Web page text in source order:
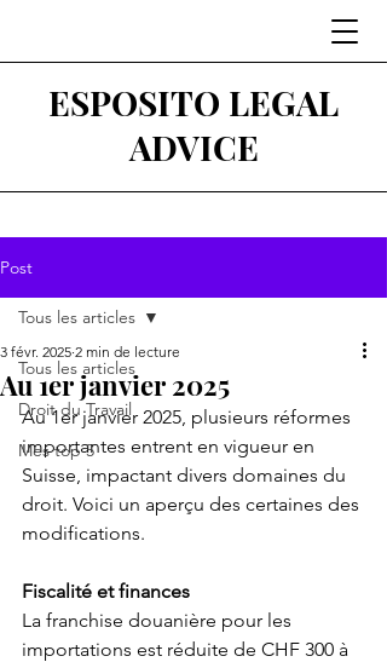
ESPOSITO LEGAL
ADVICE
Post
Tous les articles
Droit du Travail
Mes top 5
Tous les articles
Au 1er janvier 2025
3 févr. 2025 2 min de lecture
Au 1er janvier 2025, plusieurs réformes
importantes entrent en vigueur en
Suisse, impactant divers domaines du
droit. Voici un aperçu des certaines des
modifications.
Fiscalité et finances
La franchise douanière pour les
importations est réduite de CHF 300 à